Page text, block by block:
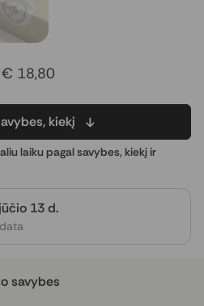
€ 18,80
kiekį
laiku pagal savybes, kiekį ir
13 d.
savybes